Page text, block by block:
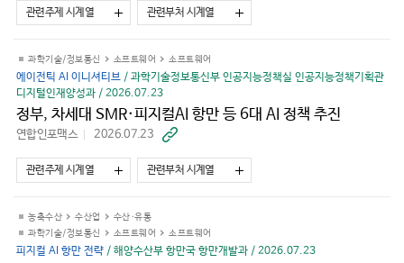
가
기
관련주제 시계열 관련부처 시계열
과학기술/정보통신 소프트웨어 소프트웨어
에이전틱 AI 이니셔티브 / 과학기술정보통신부 인공지능정책실 인공지능정책기획관
디지털인재양성과 / 2026.07.23
정부, 차세대 SMR·피지컬AI 항만 등 6대 AI 정책 추진
연합인포맥스 2026.07.23
바
가
기
관련주제 시계열 관련부처 시계열
농축수산 수산업
수산·유통
과학기술/정보통신
소프트웨어 소프트웨어
피지컬 AI 항만 전략 / 해양수산부 항만국 항만개발과 / 2026.07.23